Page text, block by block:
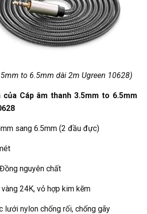
to 6.5mm dài 2m Ugreen 10628)
Cáp âm thanh 3.5mm to 6.5mm
sang 6.5mm (2 đầu đực)
nguyên chất
24K, vỏ hợp kim kẽm
lưới nylon chống rối, chống gãy